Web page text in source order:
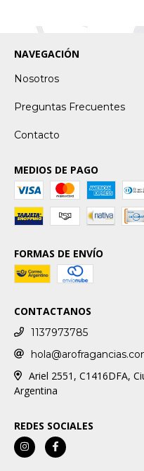
NAVEGACIÓN
Nosotros
Preguntas Frecuentes
Contacto
MEDIOS DE PAGO
FORMAS DE ENVÍO
CONTACTANOS
1137973785
Ariel 2551, C1416DFA,
Argentina
REDES SOCIALES